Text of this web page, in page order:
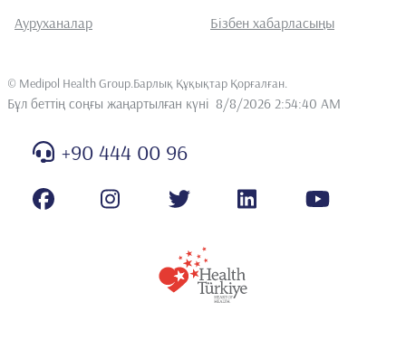
Ауруханалар
Бізбен хабарласыңы
© Medipol Health Group.Барлық Құқықтар Қорғалған
Бұл беттің соңғы жаңартылған күні 8/8/2026 2:54:40 AM
+90 444 00 96